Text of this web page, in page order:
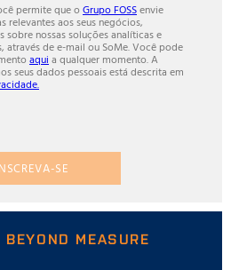
permite que o Grupo FOSSenvie
relevantes aos seus negócios,
nossas soluções analíticas e
através de e-mail ou SoMe. Você pode
aquia qualquer momento. A
seus dados pessoais está descrita em
SE
MEASURE